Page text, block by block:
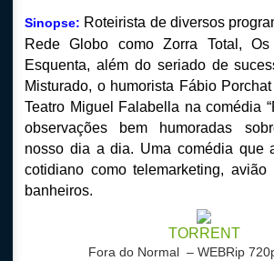
Sinopse: Roteirista de diversos
Rede Globo como Zorra Total,
Esquenta, além do seriado de
Misturado, o humorista Fábio
Teatro Miguel Falabella na comédia
observações bem humoradas
nosso dia a dia. Uma comédia que
cotidiano como telemarketing,
banheiros.
TORRENT
Fora do Normal – WEBRip